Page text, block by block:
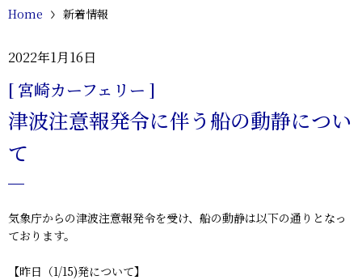
Home 新着情報
2022年1月16日
[ 宮崎カーフェリー ]
津波注意報発令に伴う船の動静につい
て
気象庁からの津波注意報発令を受け、船の動静は以下の通りとなっ
ております。
【昨日（1/15)発について】